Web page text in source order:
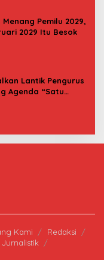
Pemilu 2029,
2029 Itu Besok
Lantik Pengurus
Agenda “Satu
Kami
Redaksi